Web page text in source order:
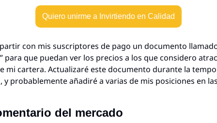
Quiero unirme a Invirtiendo en Calidad
con mis suscriptores de pago un documento
” para que puedan ver los precios a los que considero
mi cartera. Actualizaré este documento durante la
y probablemente añadiré a varias de mis posiciones en
del mercado